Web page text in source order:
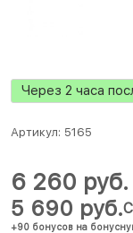
Через 2 часа
Артикул: 5165
5 690 руб.
+90 бонусов на
6 260 руб.